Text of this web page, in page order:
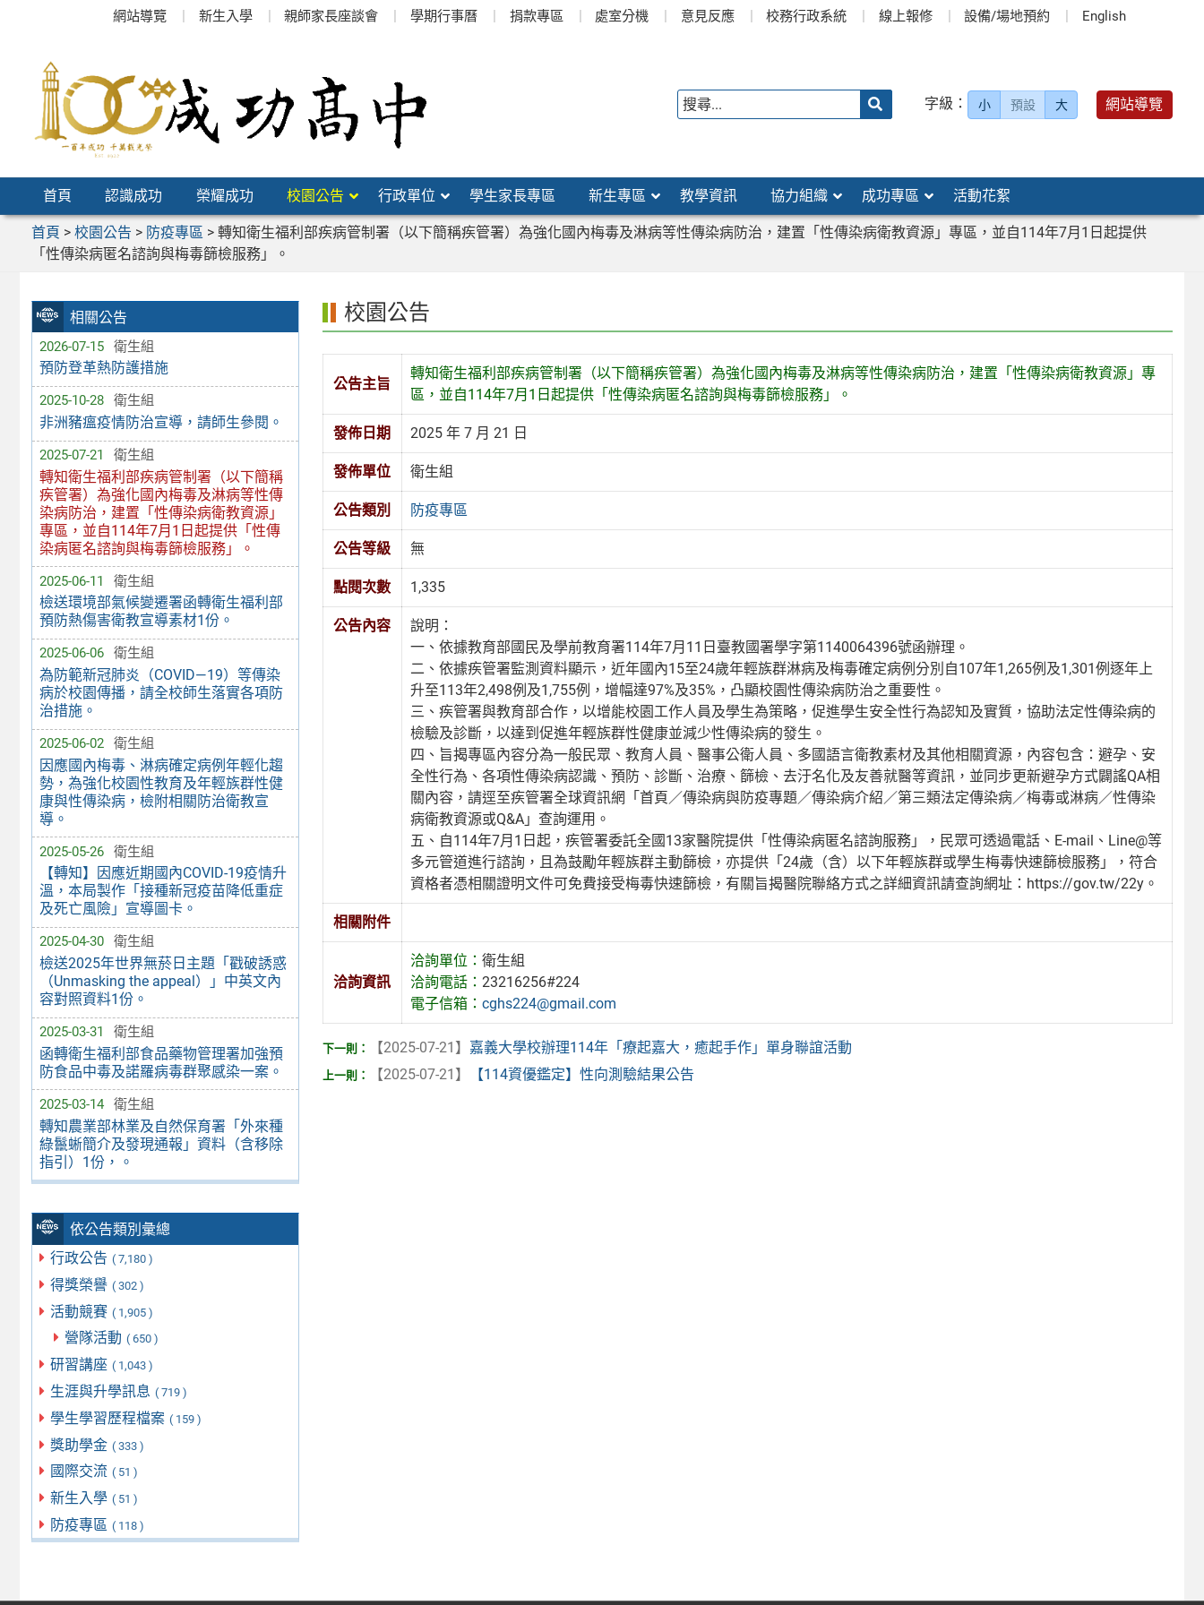
網站導覽 新生入學 親師家長座談會 學期行事曆 捐款專區 處室分機 意見反應 校務行政系統 線上報修 設備/場地預約 English
字級： 小 預設 大 網站導覽
首頁 認識成功 榮耀成功 校園公告 行政單位 學生家長專區 新生專區 教學資訊 協力組織 成功專區 活動花絮
首頁 > 校園公告 > 防疫專區 > 轉知衛生福利部疾病管制署（以下簡稱疾管署）為強化國內梅毒及淋病等性傳染病防治，建置「性傳染病衛教資源」專區，並自114年7月1日起提供
「性傳染病匿名諮詢與梅毒篩檢服務」。
相關公告
2026-07-15 衛生組
預防登革熱防護措施
2025-10-28 衛生組
非洲豬瘟疫情防治宣導，請師生參閱。
2025-07-21 衛生組
轉知衛生福利部疾病管制署（以下簡稱
疾管署）為強化國內梅毒及淋病等性傳
染病防治，建置「性傳染病衛教資源」
專區，並自114年7月1日起提供「性傳
染病匿名諮詢與梅毒篩檢服務」。
2025-06-11 衛生組
檢送環境部氣候變遷署函轉衛生福利部
預防熱傷害衛教宣導素材1份。
2025-06-06 衛生組
為防範新冠肺炎（COVID—19）等傳染
病於校園傳播，請全校師生落實各項防
治措施。
2025-06-02 衛生組
因應國內梅毒、淋病確定病例年輕化趨
勢，為強化校園性教育及年輕族群性健
康與性傳染病，檢附相關防治衛教宣
導。
2025-05-26 衛生組
【轉知】因應近期國內COVID-19疫情升
溫，本局製作「接種新冠疫苗降低重症
及死亡風險」宣導圖卡。
2025-04-30 衛生組
檢送2025年世界無菸日主題「戳破誘惑
（Unmasking the appeal）」中英文內
容對照資料1份。
2025-03-31 衛生組
函轉衛生福利部食品藥物管理署加強預
防食品中毒及諾羅病毒群聚感染一案。
2025-03-14 衛生組
轉知農業部林業及自然保育署「外來種
綠鬣蜥簡介及發現通報」資料（含移除
指引）1份，。
依公告類別彙總
行政公告 ( 7,180 )
得獎榮譽 ( 302 )
活動競賽 ( 1,905 )
營隊活動 ( 650 )
研習講座 ( 1,043 )
生涯與升學訊息 ( 719 )
學生學習歷程檔案 ( 159 )
獎助學金 ( 333 )
國際交流 ( 51 )
新生入學 ( 51 )
防疫專區 ( 118 )
校園公告
公告主旨
轉知衛生福利部疾病管制署（以下簡稱疾管署）為強化國內梅毒及淋病等性傳染病防治，建置「性傳染病衛教資源」專
區，並自114年7月1日起提供「性傳染病匿名諮詢與梅毒篩檢服務」。
發佈日期 2025 年 7 月 21 日
發佈單位 衛生組
公告類別 防疫專區
公告等級 無
點閱次數 1,335
公告內容
說明：
一、依據教育部國民及學前教育署114年7月11日臺教國署學字第1140064396號函辦理。
二、依據疾管署監測資料顯示，近年國內15至24歲年輕族群淋病及梅毒確定病例分別自107年1,265例及1,301例逐年上
升至113年2,498例及1,755例，增幅達97%及35%，凸顯校園性傳染病防治之重要性。
三、疾管署與教育部合作，以增能校園工作人員及學生為策略，促進學生安全性行為認知及實質，協助法定性傳染病的
檢驗及診斷，以達到促進年輕族群性健康並減少性傳染病的發生。
四、旨揭專區內容分為一般民眾、教育人員、醫事公衛人員、多國語言衛教素材及其他相關資源，內容包含：避孕、安
全性行為、各項性傳染病認識、預防、診斷、治療、篩檢、去汙名化及友善就醫等資訊，並同步更新避孕方式闢謠QA相
關內容，請逕至疾管署全球資訊網「首頁／傳染病與防疫專題／傳染病介紹／第三類法定傳染病／梅毒或淋病／性傳染
病衛教資源或Q&A」查詢運用。
五、自114年7月1日起，疾管署委託全國13家醫院提供「性傳染病匿名諮詢服務」，民眾可透過電話、E-mail、Line@等
多元管道進行諮詢，且為鼓勵年輕族群主動篩檢，亦提供「24歲（含）以下年輕族群或學生梅毒快速篩檢服務」，符合
資格者憑相關證明文件可免費接受梅毒快速篩檢，有關旨揭醫院聯絡方式之詳細資訊請查詢網址：https://gov.tw/22y。
相關附件
洽詢資訊
洽詢單位：衛生組
洽詢電話：23216256#224
電子信箱：cghs224@gmail.com
【2025-07-21】 嘉義大學校辦理114年「療起嘉大，癒起手作」單身聯誼活動
【2025-07-21】
【114資優鑑定】性向測驗結果公告